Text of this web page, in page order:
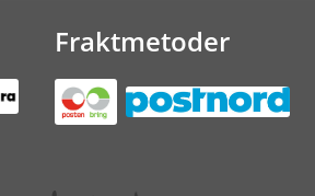
Fraktmetoder